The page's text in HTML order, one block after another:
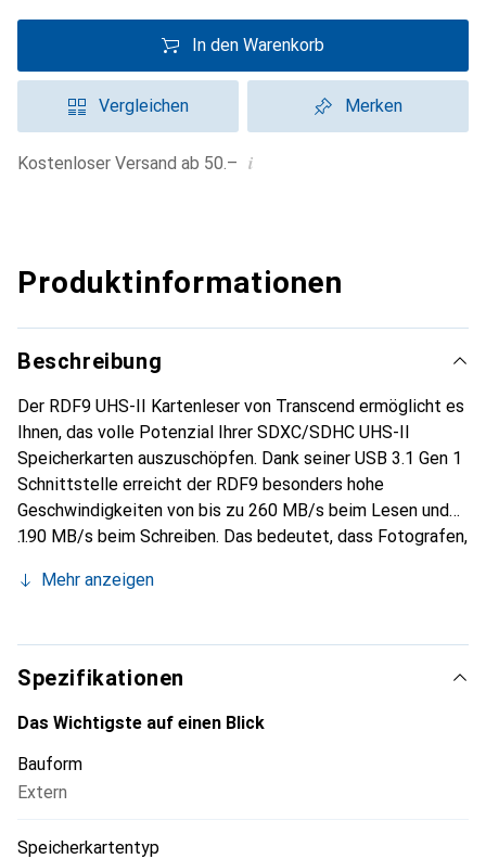
In den Warenkorb
Vergleichen Merken
Kostenloser Versand ab 50.– i
Produktinformationen
Beschreibung
Der RDF9 UHS-II Kartenleser von Transcend ermöglicht es
Ihnen, das volle Potenzial Ihrer SDXC/SDHC UHS-II
Speicherkarten auszuschöpfen. Dank seiner USB 3.1 Gen 1
Schnittstelle erreicht der RDF9 besonders hohe
Geschwindigkeiten von bis zu 260 MB/s beim Lesen und
190 MB/s beim Schreiben. Das bedeutet, dass Fotografen,
Zeitersparnissen beim Übertragen von hochauflösenden
Mehr anzeigen
Spezifikationen
Das Wichtigste auf einen Blick
Bauform
Extern
Speicherkartentyp